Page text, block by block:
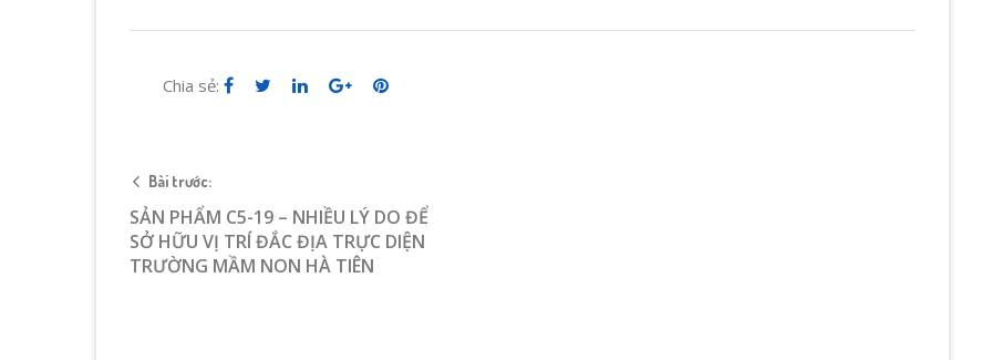
Chia sẻ:
Bài trước:
SẢN PHẨM C5-19 – NHIỀU LÝ DO ĐỂ
SỞ HỮU VỊ TRÍ ĐẮC ĐỊA TRỰC DIỆN
TRƯỜNG MẦM NON HÀ TIÊN